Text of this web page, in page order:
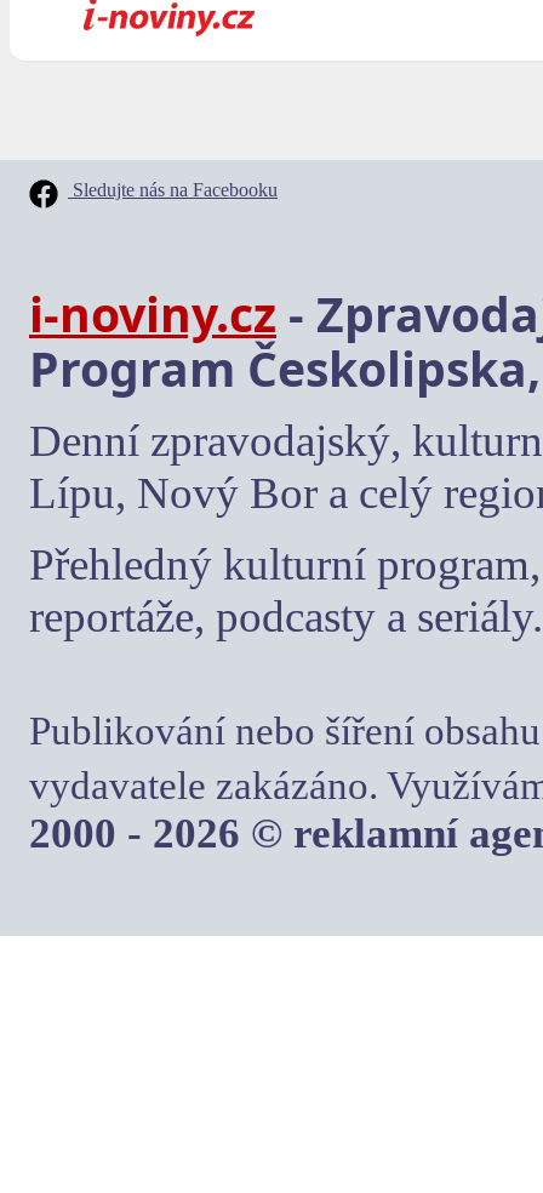
Sledujte nás na Facebooku
i-noviny.cz -
Program
Denní zpravodajský,
Lípu, Nový Bor a celý
Přehledný kulturní
reportáže, podcasty a seriály.
Publikování nebo šíření
vydavatele zakázáno.
2000 - 2026 © reklamní